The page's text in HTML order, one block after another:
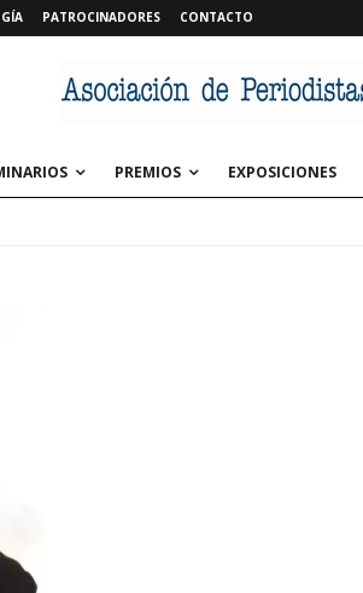
PATROCINADORES CONTACTO
PREMIOS EXPOSICIONES